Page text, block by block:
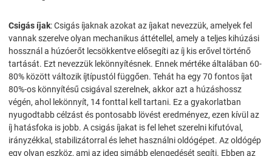
Csigás íjak: Csigás íjaknak azokat az íjakat nevezzük, amelyek fel
vannak szerelve olyan mechanikus áttétellel, amely a teljes kihúzási
hossznál a húzóerőt lecsökkentve elősegíti az íj kis erővel történő
tartását. Ezt nevezzük lekönnyítésnek. Ennek mértéke általában 60-
80% között változik íjtípustól függően. Tehát ha egy 70 fontos íjat
80%-os könnyítésű csigával szerelnek, akkor azt a húzáshossz
végén, ahol lekönnyít, 14 fonttal kell tartani. Ez a gyakorlatban
nyugodtabb célzást és pontosabb lövést eredményez, ezen kívül az
íj hatásfoka is jobb. A csigás íjakat is fel lehet szerelni kifutóval,
irányzékkal, stabilizátorral és lehet használni oldógépet. Az oldógép
egy olyan eszköz, ami az ideg simább elengedését segíti. Ebben az